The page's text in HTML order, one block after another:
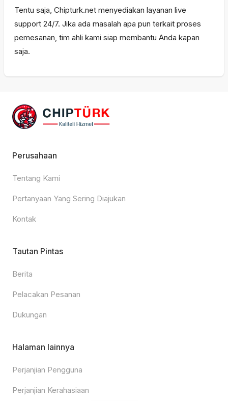
Tentu saja, Chipturk.net menyediakan layanan live
support 24/7. Jika ada masalah apa pun terkait proses
pemesanan, tim ahli kami siap membantu Anda kapan
saja.
Perusahaan
Tentang Kami
Pertanyaan Yang Sering Diajukan
Kontak
Tautan Pintas
Berita
Pelacakan Pesanan
Dukungan
Halaman lainnya
Perjanjian Pengguna
Perjanjian Kerahasiaan